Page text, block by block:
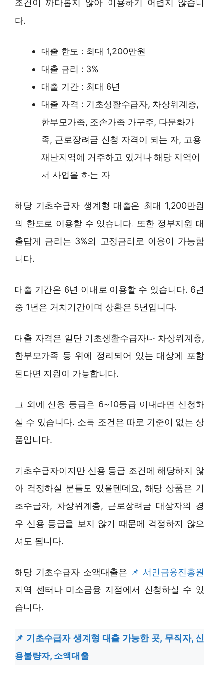
조건이 까다롭지 않아 이용하기 어렵지 않습니
다.
대출 한도 : 최대 1,200만원
대출 금리 : 3%
대출 기간 : 최대 6년
대출 자격 : 기초생활수급자, 차상위계층,
한부모가족, 조손가족 가구주, 다문화가
족, 근로장려금 신청 자격이 되는 자, 고용
재난지역에 거주하고 있거나 해당 지역에
서 사업을 하는 자
해당 기초수급자 생계형 대출은 최대 1,200만원
의 한도로 이용할 수 있습니다. 또한 정부지원 대
출답게 금리는 3%의 고정금리로 이용이 가능합
니다.
대출 기간은 6년 이내로 이용할 수 있습니다. 6년
중 1년은 거치기간이며 상환은 5년입니다.
대출 자격은 일단 기초생활수급자나 차상위계층,
한부모가족 등 위에 정리되어 있는 대상에 포함
된다면 지원이 가능합니다.
그 외에 신용 등급은 6~10등급 이내라면 신청하
실 수 있습니다. 소득 조건은 따로 기준이 없는 상
품입니다.
기초수급자이지만 신용 등급 조건에 해당하지 않
아 걱정하실 분들도 있을텐데요, 해당 상품은 기
초수급자, 차상위계층, 근로장려금 대상자의 경
우 신용 등급을 보지 않기 때문에 걱정하지 않으
셔도 됩니다.
해당 기초수급자 소액대출은
서민금융진흥원
지역 센터나 미소금융 지점에서 신청하실 수 있
습니다.
기초수급자 생계형 대출 가능한 곳, 무직자, 신
용불량자, 소액대출